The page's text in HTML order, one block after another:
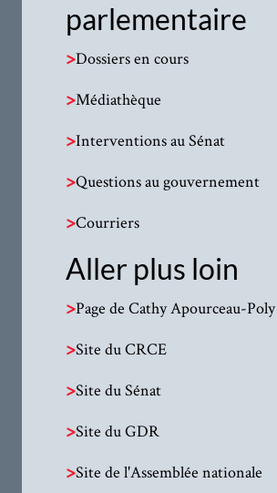
parlementaire
>Dossiers en cours
>Médiathèque
>Interventions au Sénat
>Questions au gouvernement
>Courriers
Aller plus loin
>Page de Cathy Apourceau-Poly
>Site du CRCE
>Site du Sénat
>Site du GDR
>Site de l'Assemblée nationale